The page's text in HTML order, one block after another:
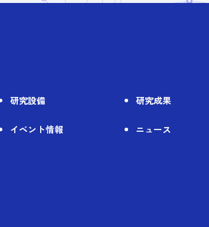
研究設備 研究成果
イベント情報 ニュース